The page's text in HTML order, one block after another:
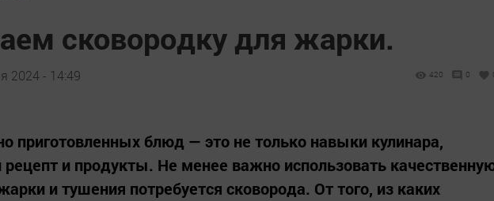
сковородку для жарки.
2024 - 14:49 420 0
приготовленных блюд — это не только навыки кулинара,
и продукты. Не менее важно использовать
и тушения потребуется сковорода. От того, из каких